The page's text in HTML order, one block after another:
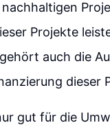
Projekte
auch die
dieser
gut für die